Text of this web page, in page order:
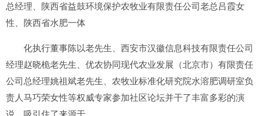
总经理、陕西省益鼓环境保护农牧业有限责任公司老总吕霞女
性、陕西省水肥一体
化执行董事陈以老先生、西安市汉徽信息科技有限责任公司
经理赵晓桅老先生、优农协同现代农业发展（北京市）有限责任
公司总经理姚祖斌老先生、农牧业标准化研究院水溶肥调研室负
责人马巧荣女性等权威专家参加社区论坛并干了丰富多彩的演